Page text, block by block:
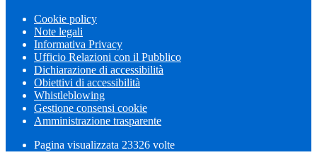
Cookie policy
Note legali
Informativa Privacy
Ufficio Relazioni con il Pubblico
Dichiarazione di accessibilità
Obiettivi di accessibilità
Whistleblowing
Gestione consensi cookie
Amministrazione trasparente
Pagina visualizzata 23326 volte